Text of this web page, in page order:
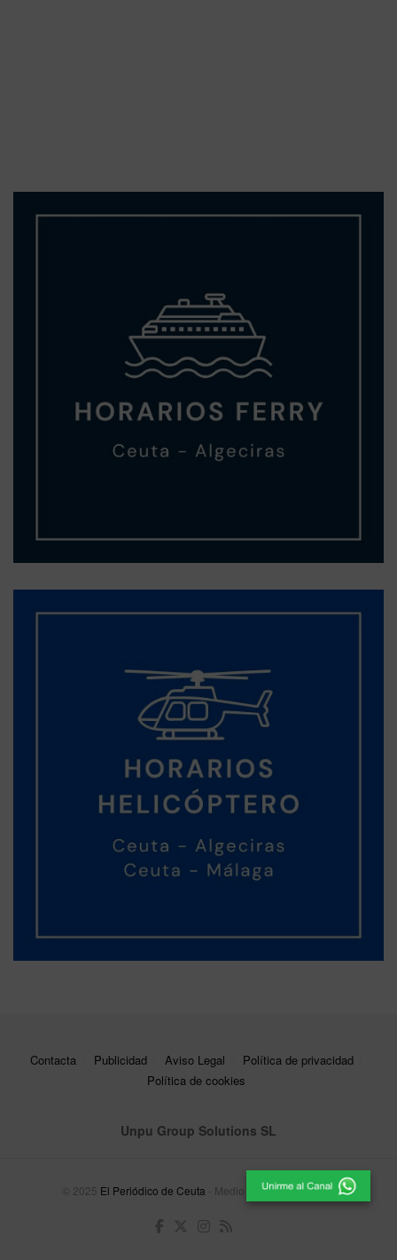
Contacta Publicidad Aviso Legal
Política de privacidad
Política de cookies
Unpu Group Solutions SL
© 2025 El Periódico de Ceuta - Medio de Comunicación